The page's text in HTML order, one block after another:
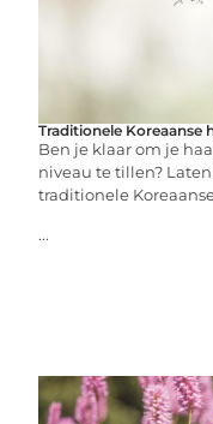
Traditionele
Ben je klaar om je
niveau te tillen?
traditionele
...